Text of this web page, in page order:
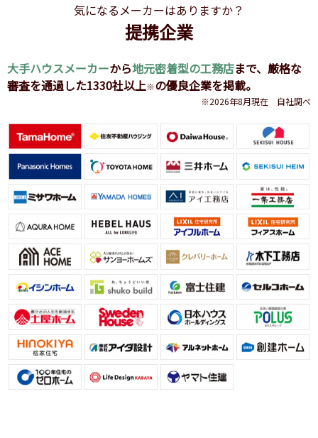
気になるメーカーはありますか？
提携企業
大手ハウスメーカーから地元密着型の工務店まで、 厳格な
審査を通過した1330社以上※の優良企業を掲載。
※2026年8月現在 自社調べ